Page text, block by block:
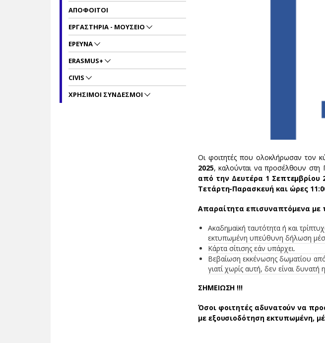
Οι φοιτητές που ολοκλήρωσαν τον
2025, καλούνται να προσέλθουν στη
από την Δευτέρα 1 Σεπτεμβρίου
Τετάρτη-Παρασκευή και ώρες
Απαραίτητα επισυναπτόμενα με
Ακαδημαϊκή ταυτότητα ή και
εκτυπωμένη υπεύθυνη δήλωση
Κάρτα σίτισης εάν υπάρχει.
Βεβαίωση εκκένωσης δωματίου
γιατί χωρίς αυτή, δεν είναι
ΣΗΜΕΙΩΣΗ !!!
Όσοι φοιτητές αδυνατούν να
με εξουσιοδότηση εκτυπωμένη,
ΑΠΟΦΟΙΤΟΙ
ΕΡΓΑΣΤΗΡΙΑ - ΜΟΥΣΕΙΟ
ΕΡΕΥΝΑ
ERASMUS+
CIVIS
ΧΡΗΣΙΜΟΙ ΣΥΝΔΕΣΜΟΙ